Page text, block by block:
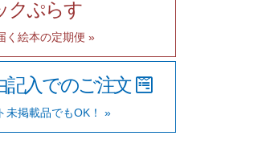
クぷらす
く絵本の定期便 »
記入でのご注文
未掲載品でもOK！ »